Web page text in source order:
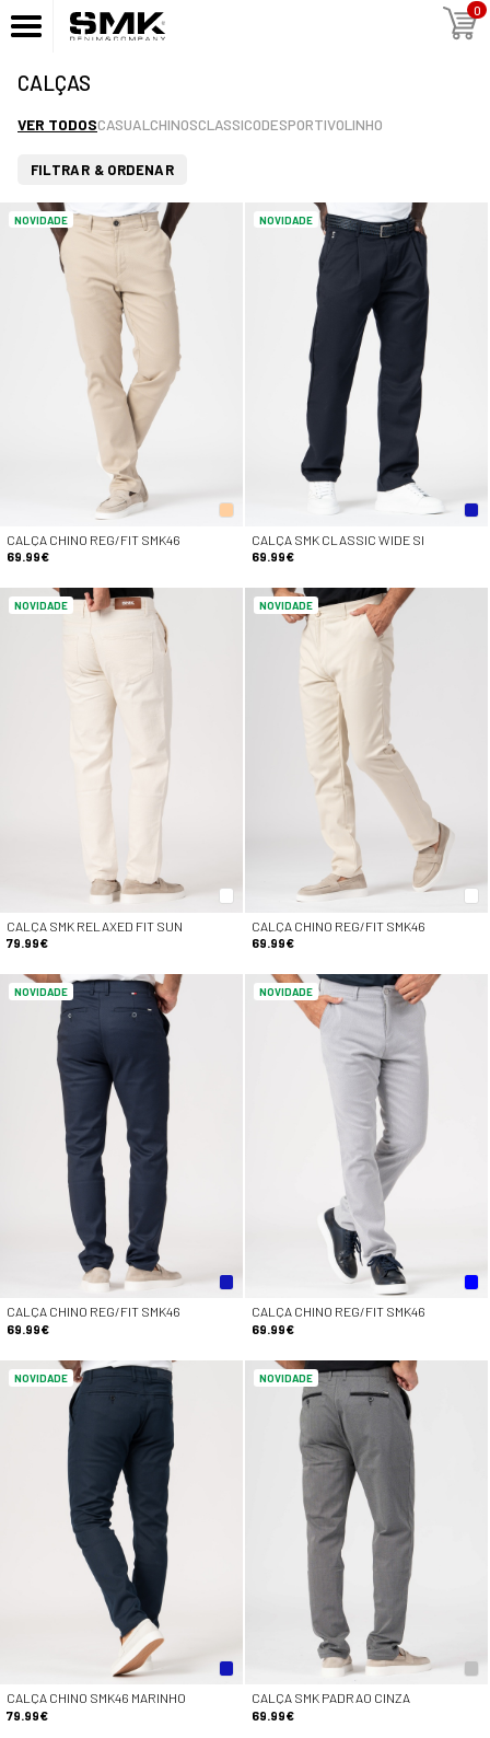
0
CALÇAS
VER TODOSCASUAL CHINOSCLASSICODESPORTIVOLINHO
FILTRAR & ORDENAR
NOVIDADE
CALÇA CHINO REG/FIT SMK46
69.99€
NOVIDADE
CALÇA SMK CLASSIC WIDE SI
69.99€
NOVIDADE
CALÇA SMK RELAXED FIT SUN
79.99€
NOVIDADE
CALÇA CHINO REG/FIT SMK46
69.99€
NOVIDADE
CALÇA CHINO REG/FIT SMK46
69.99€
NOVIDADE
CALÇA CHINO REG/FIT SMK46
69.99€
NOVIDADE
CALÇA CHINO SMK46 MARINHO
79.99€
NOVIDADE
CALÇA SMK PADRAO CINZA
69.99€